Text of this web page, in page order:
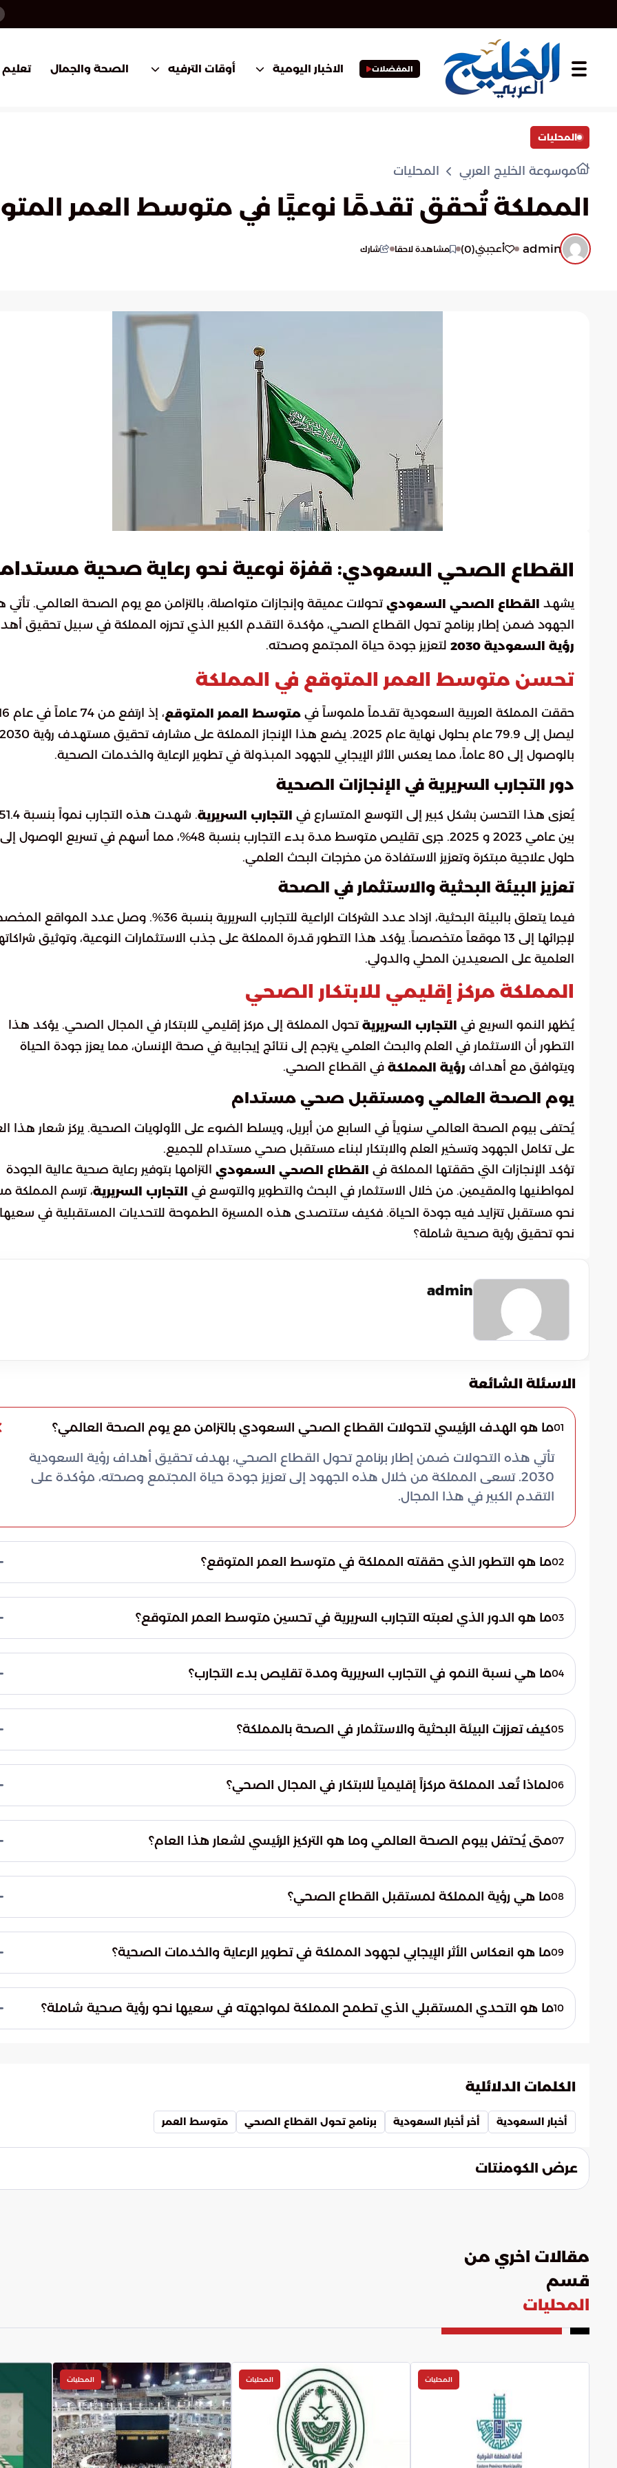
المفضلات الاخبار اليومية أوقات الترفيه الصحة والجمال تعليم
المحليات
موسوعة الخليج العربي المحليات
المملكة تُحقق تقدمًا نوعيًا في متوسط العمر المتوقع إلى
admin أعجبني(
0
) مشاهدة لاحقا شارك
القطاع الصحي السعودي: قفزة نوعية نحو رعاية صحية
يشهد القطاع الصحي السعودي تحولات عميقة وإنجازات متواصلة، بالتزامن مع يوم الصحة العالمي. تأتي
الجهود ضمن إطار برنامج تحول القطاع الصحي، مؤكدة التقدم الكبير الذي تحرزه المملكة في سبيل تحقيق
رؤية السعودية 2030
لتعزيز جودة حياة المجتمع وصحته.
تحسن متوسط العمر المتوقع في المملكة
حققت المملكة العربية السعودية تقدماً ملموساً في متوسط العمر المتوقع
، إذ
ليصل إلى 79.9 عام بحلول نهاية عام 2025. يضع هذا الإنجاز المملكة على مشارف تحقيق مستهدف رؤية 2030
بالوصول إلى 80 عاماً، مما يعكس الأثر الإيجابي للجهود المبذولة في تطوير الرعاية والخدمات الصحية.
دور التجارب السريرية في الإنجازات الصحية
يُعزى هذا التحسن بشكل كبير إلى التوسع المتسارع في التجارب السريرية
بين عامي 2023 و 2025. جرى تقليص متوسط مدة بدء التجارب بنسبة 48%، مما أسهم في تسريع الوصول إلى
حلول علاجية مبتكرة وتعزيز الاستفادة من مخرجات البحث العلمي.
تعزيز البيئة البحثية والاستثمار في الصحة
فيما يتعلق بالبيئة البحثية، ازداد عدد الشركات الراعية للتجارب السريرية بنسبة 36%. وصل عدد
لإجرائها إلى 13 موقعاً متخصصاً. يؤكد هذا التطور قدرة المملكة على جذب الاستثمارات النوعية، وتوثيق
العلمية على الصعيدين المحلي والدولي.
المملكة مركز إقليمي للابتكار الصحي
يُظهر النمو السريع في التجارب السريرية تحول المملكة إلى مركز إقليمي للابتكار في المجال الصحي. يؤكد هذا
التطور أن الاستثمار في العلم والبحث العلمي يترجم إلى نتائج إيجابية في صحة الإنسان، مما يعزز جودة الحياة
ويتوافق مع أهداف رؤية المملكة في القطاع الصحي.
يوم الصحة العالمي ومستقبل صحي مستدام
يُحتفى بيوم الصحة العالمي سنوياً في السابع من أبريل، ويسلط الضوء على الأولويات الصحية. يركز شعار هذا
على تكامل الجهود وتسخير العلم والابتكار لبناء مستقبل صحي مستدام للجميع.
تؤكد الإنجازات التي حققتها المملكة في
القطاع الصحي السعودي التزامها بتوفير رعاية صحية عالية الجودة
لمواطنيها والمقيمين. من خلال الاستثمار في البحث والتطوير والتوسع في
التجارب السريرية، ترسم المملكة
نحو مستقبل تتزايد فيه جودة الحياة. فكيف ستتصدى هذه المسيرة الطموحة للتحديات المستقبلية في سعيها
نحو تحقيق رؤية صحية شاملة؟
admin
الاسئلة الشائعة
01ما هو الهدف الرئيسي لتحولات القطاع الصحي السعودي بالتزامن مع يوم الصحة العالمي؟
تأتي هذه التحولات ضمن إطار برنامج تحول القطاع الصحي، بهدف تحقيق أهداف رؤية السعودية
2030. تسعى المملكة من خلال هذه الجهود إلى تعزيز جودة حياة المجتمع وصحته، مؤكدة على
التقدم الكبير في هذا المجال.
02ما هو التطور الذي حققته المملكة في متوسط العمر المتوقع؟
ليصل إلى 79.9 عام بحلول نهاية عام 2025. يضع هذا الإنجاز المملكة على مشارف تحقيق مستهدف
03ما هو الدور الذي لعبته التجارب السريرية في تحسين متوسط العمر المتوقع؟
هذه التجارب نمواً بنسبة 51.4% بين عامي 2023 و 2025، مما أسهم في تسريع الوصول إلى حلول
علاجية مبتكرة.
04ما هي نسبة النمو في التجارب السريرية ومدة تقليص بدء التجارب؟
بدء التجارب بنسبة 48%، مما يعزز الاستفادة من مخرجات البحث العلمي.05كيف تعززت البيئة البحثية والاستثمار في الصحة بالمملكة؟
موقعاً متخصصاً، مما يؤكد قدرة المملكة على جذب الاستثمارات النوعية وتوثيق شراكاتها العلمية
على الصعيدين المحلي والدولي.
06لماذا تُعد المملكة مركزاً إقليمياً للابتكار في المجال الصحي؟
هذا التطور أن الاستثمار في العلم والبحث العلمي يترجم إلى نتائج إيجابية في صحة الإنسان، مما يعزز07متى يُحتفل بيوم الصحة العالمي وما هو التركيز الرئيسي لشعار هذا العام؟
وتسخير العلم والابتكار لبناء مستقبل صحي مستدام للجميع، ويسلط الضوء على الأولويات الصحية
العالمية.
08ما هي رؤية المملكة لمستقبل القطاع الصحي؟
والتوسع في التجارب السريرية. تهدف هذه الرؤية إلى توفير رعاية صحية عالية الجودة لمواطنيها
والمقيمين، بما يتوافق مع أهداف رؤية المملكة 2030.
09ما هو انعكاس الأثر الإيجابي لجهود المملكة في تطوير الرعاية والخدمات الصحية؟
والخدمات الصحية. هذا التقدم يدفع المملكة نحو تحقيق مستهدف رؤية 2030 المتعلق بجودة حياة
المجتمع وصحته.
10ما هو التحدي المستقبلي الذي تطمح المملكة لمواجهته في سعيها نحو رؤية صحية شاملة؟
حياة متزايدة للجميع.
الكلمات الدلائلية
أخبار السعودية أخر أخبار السعودية برنامج تحول القطاع الصحي متوسط العمر
عرض الكومنتات
مقالات اخري من
قسم
المحليات
المحليات المحليات المحليات